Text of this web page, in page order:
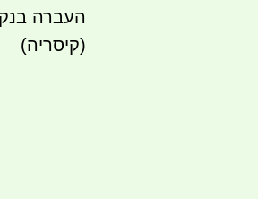
העברה
(קיסריה)